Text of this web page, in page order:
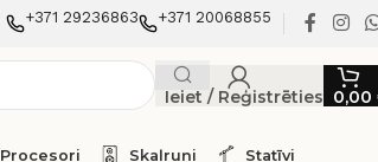
+371 29236863 +371 20068855
Ieiet / Reģistrēties 0,00
Procesori Skaļruņi Statīvi